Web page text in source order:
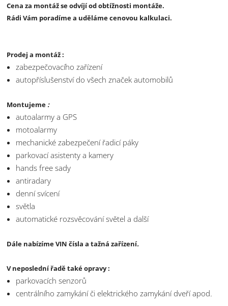
Cena za montáž se odvíjí od obtížnosti montáže.
Rádi Vám poradíme a uděláme cenovou kalkulaci.
Prodej a montáž :
zabezpečovacího zařízení
autopříslušenství do všech značek automobilů
Montujeme :
autoalarmy a GPS
motoalarmy
mechanické zabezpečení řadicí páky
parkovací asistenty a kamery
hands free sady
antiradary
denní svícení
světla
automatické rozsvěcování světel a další
Dále nabízíme VIN čísla a tažná zařízení.
V neposlední řadě také opravy :
parkovacích senzorů
centrálního zamykání či elektrického zamykání dveří apod.